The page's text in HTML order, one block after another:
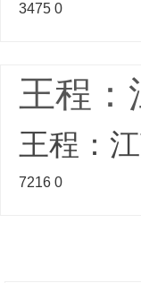
3475 0
王程：
王程：
7216 0